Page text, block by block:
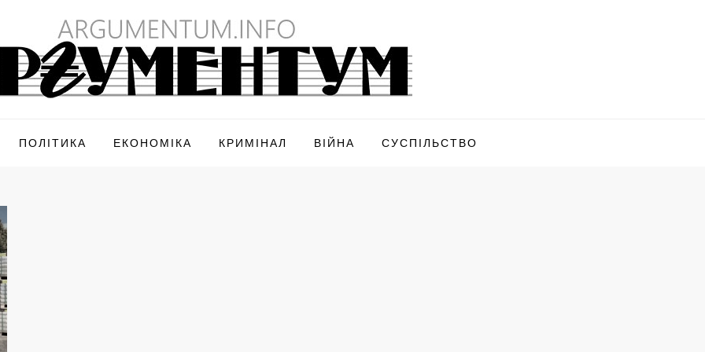
ПОЛІТИКА ЕКОНОМІКА КРИМІНАЛ ВІЙНА СУСПІЛЬСТВО